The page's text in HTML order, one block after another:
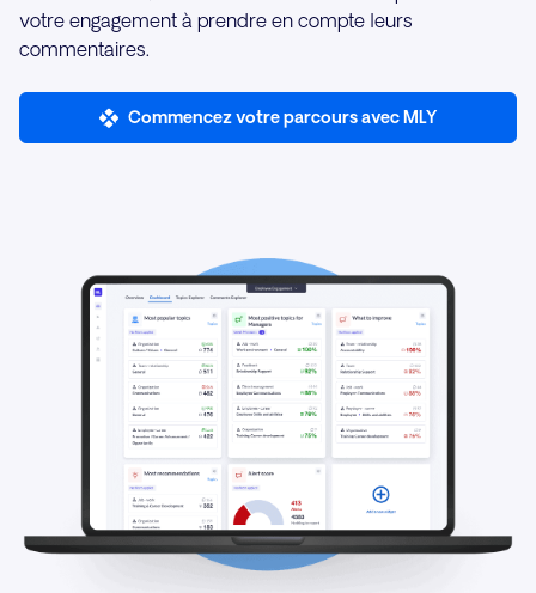
votre engagement à prendre en compte leurs
commentaires.
Commencez votre parcours avec MLY